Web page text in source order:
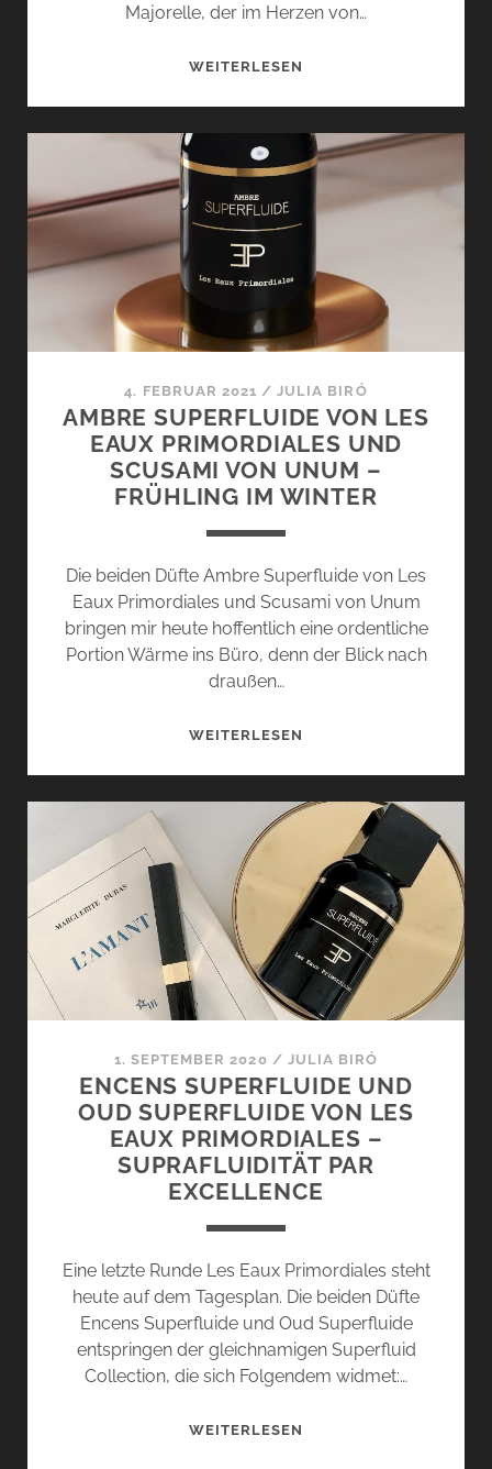
Majorelle, der im Herzen von…
WEITERLESEN
LES
EAUX
PRIMORDIALES
BESUCH
IN
MARRAKESCH
4. FEBRUAR 2021 /JULIA BIRÓ
AMBRE SUPERFLUIDE VON LES
EAUX PRIMORDIALES UND
SCUSAMI VON UNUM –
FRÜHLING IM WINTER
Die beiden Düfte Ambre Superfluide von Les
Eaux Primordiales und Scusami von Unum
bringen mir heute hoffentlich eine ordentliche
Portion Wärme ins Büro, denn der Blick nach
draußen…
WEITERLESEN
LES
PRIMORDIALES
UND
SCUSAMI
VON
UNUM
FRÜHLING
WINTER
1. SEPTEMBER 2020 / JULIA BIRÓ
ENCENS SUPERFLUIDE UND
OUD SUPERFLUIDE VON LES
EAUX PRIMORDIALES –
SUPRAFLUIDITÄT PAR
EXCELLENCE
Eine letzte Runde Les Eaux Primordiales steht
heute auf dem Tagesplan. Die beiden Düfte
Encens Superfluide und Oud Superfluide
entspringen der gleichnamigen Superfluid
Collection, die sich Folgendem widmet:…
WEITERLESEN